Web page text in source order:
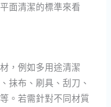
面清潔的標準來看
，例如多用途清潔
抹布、刷具、刮刀、
。若需針對不同材質